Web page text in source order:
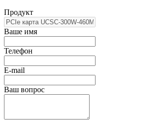
Продукт
Ваше имя
Телефон
E-mail
Ваш вопрос